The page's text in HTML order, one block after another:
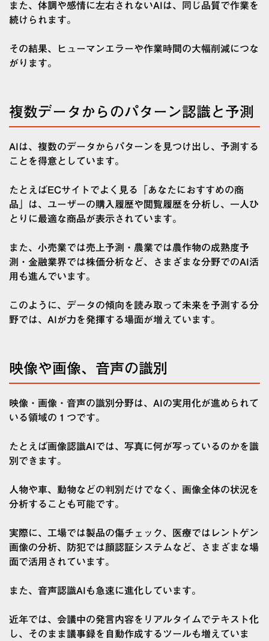
また、体調や感情に左右されないAIは、同じ品質で作業を
続けられます。
その結果、ヒューマンエラーや作業時間の大幅削減につな
がります。
複数データからのパターン認識と予測
AIは、複数のデータからパターンを見つけ出し、予測する
ことを得意としています。
たとえばECサイトでよく見る「あなたにおすすめの商
品」は、ユーザーの購入履歴や閲覧履歴を分析し、一人ひ
とりに最適な商品が表示されています。
また、小売業では売上予測・農業では農作物の成熟度予
測・金融業界では株価分析など、さまざまな分野でのAI活
用も進んでいます。
このように、データの傾向を読み取って未来を予測する分
野では、AIが力を発揮する場面が増えています。
映像や画像、音声の識別
映像・画像・音声の識別分野は、AIの実用化が進められて
いる領域の１つです。
たとえば画像認識AIでは、写真に何が写っているのかを識
別できます。
人物や車、動物などの判別だけでなく、画像全体の状況を
分析することも可能です。
実際に、工場では製品の傷チェック、医療ではレントゲン
画像の分析、防犯では顔認証システムなど、さまざまな場
面で活用されています。
また、音声認識AIも急速に進化しています。
近年では、会議中の発言内容をリアルタイムでテキスト化
し、そのまま議事録を自動作成するツールも増えていま